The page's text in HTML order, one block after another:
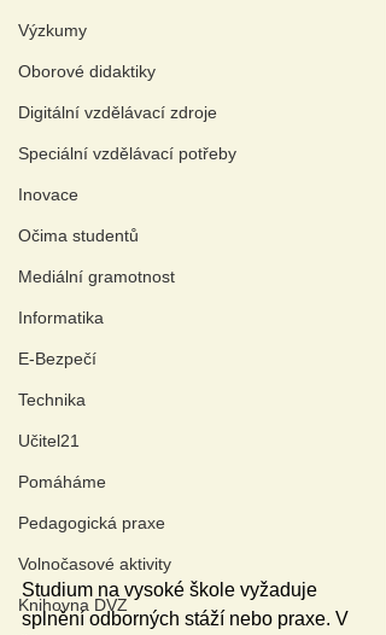
Výzkumy
Oborové didaktiky
Digitální vzdělávací zdroje
Speciální vzdělávací potřeby
Inovace
Očima studentů
Mediální gramotnost
Informatika
E-Bezpečí
Technika
Učitel21
Pomáháme
Pedagogická praxe
Volnočasové aktivity
Knihovna DVZ
Studium na vysoké škole vyžaduje
splnění odborných stáží nebo praxe. V